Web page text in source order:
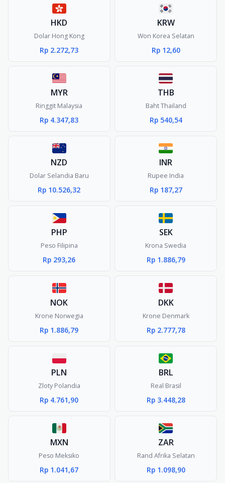
HKD
Dolar Hong Kong
Rp 2.272,73
KRW
Won Korea Selatan
Rp 12,60
MYR
Ringgit Malaysia
Rp 4.347,83
THB
Baht Thailand
Rp 540,54
NZD
Dolar Selandia Baru
Rp 10.526,32
INR
Rupee India
Rp 187,27
PHP
Peso Filipina
Rp 293,26
SEK
Krona Swedia
Rp 1.886,79
NOK
Krone Norwegia
Rp 1.886,79
DKK
Krone Denmark
Rp 2.777,78
PLN
Zloty Polandia
Rp 4.761,90
BRL
Real Brasil
Rp 3.448,28
MXN
Peso Meksiko
Rp 1.041,67
ZAR
Rand Afrika Selatan
Rp 1.098,90